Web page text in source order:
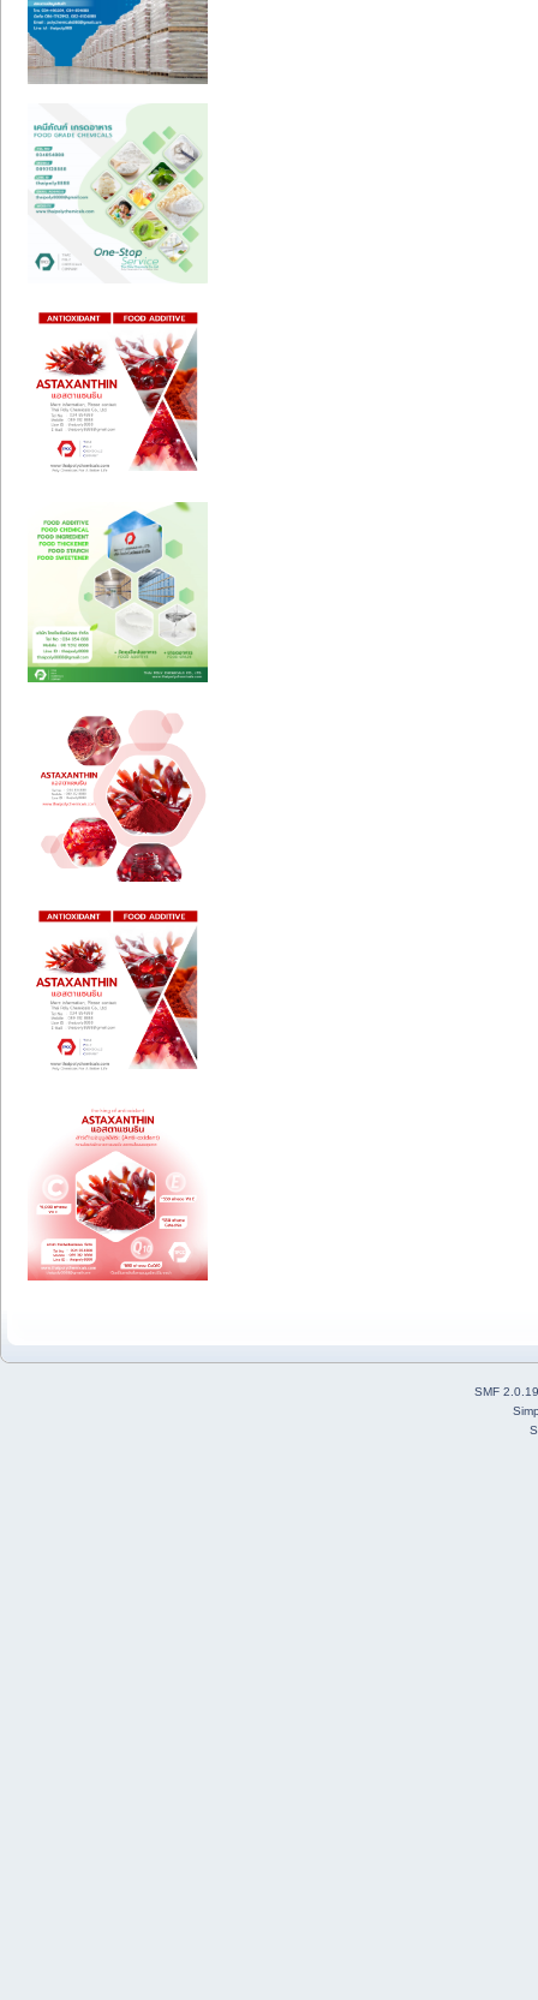
SMF 2.0.19